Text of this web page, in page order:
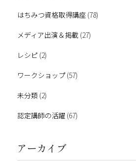
はちみつ資格取得講座 (78)
メディア出演＆掲載 (27)
レシピ (2)
ワークショップ (57)
未分類 (2)
認定講師の活躍 (67)
アーカイブ